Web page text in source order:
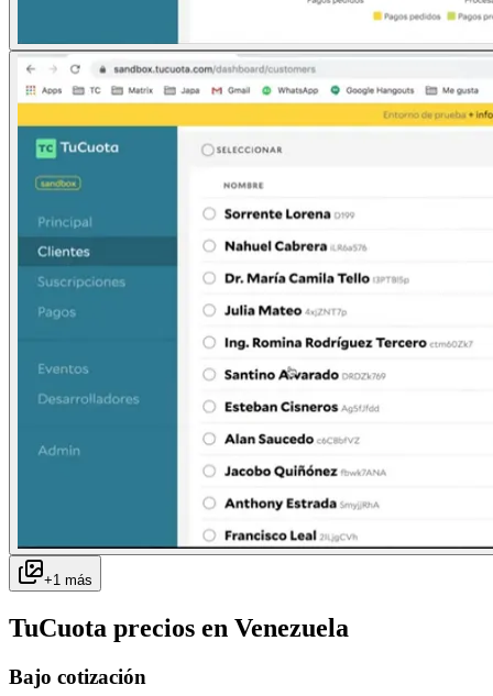
+1 más
TuCuota precios en Venezuela
Bajo cotización